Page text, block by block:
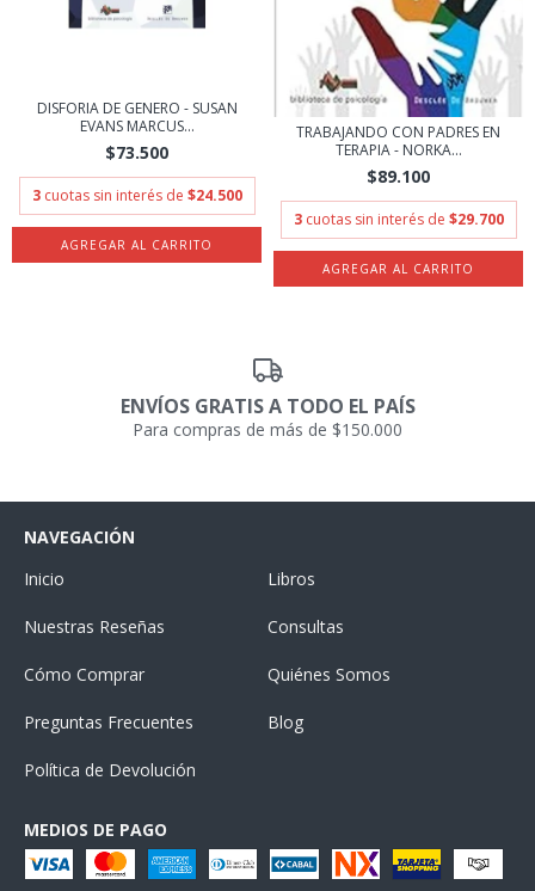
DISFORIA DE GENERO - SUSAN
EVANS MARCUS...
$73.500
3 cuotas sin interés de $24.500
TRABAJANDO CON PADRES EN
TERAPIA - NORKA...
$89.100
3 cuotas sin interés de $29.700
ENVÍOS GRATIS A TODO EL PAÍS
Para compras de más de $150.000
NAVEGACIÓN
Inicio
Libros
Nuestras Reseñas Consultas
Cómo Comprar Quiénes Somos
Preguntas Frecuentes Blog
Política de Devolución
MEDIOS DE PAGO